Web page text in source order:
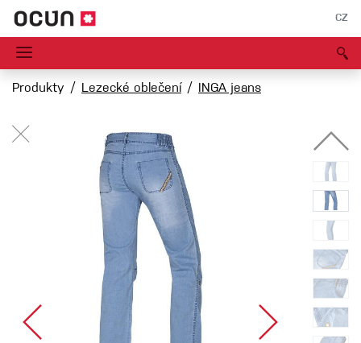
CZ
Produkty Lezecké oblečení INGA jeans